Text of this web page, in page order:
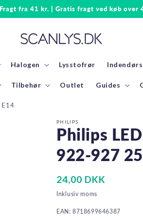
fra 41 kr. | Gratis fragt ved køb over
Halogen Lysstofrør
Tilbehør Outlet Guides
E14
PHILIPS
Philips
922-927
Normalpris
24,00 DKK
Inklusiv moms
EAN: 8718699646387